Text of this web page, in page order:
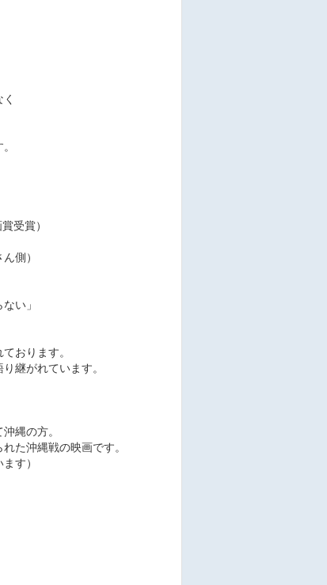
受賞）
側）
い」
おります。
継がれています。
縄の方。
た沖縄戦の映画です。
す）